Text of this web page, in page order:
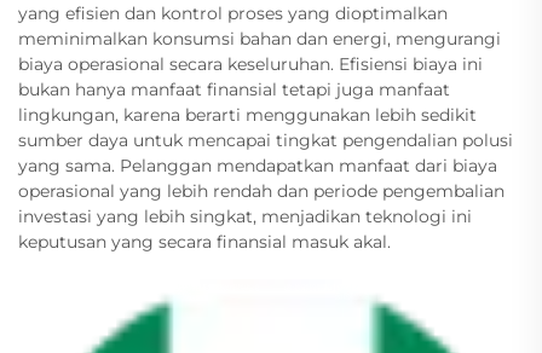
yang efisien dan kontrol proses yang dioptimalkan
meminimalkan konsumsi bahan dan energi, mengurangi
biaya operasional secara keseluruhan. Efisiensi biaya ini
bukan hanya manfaat finansial tetapi juga manfaat
lingkungan, karena berarti menggunakan lebih sedikit
sumber daya untuk mencapai tingkat pengendalian polusi
yang sama. Pelanggan mendapatkan manfaat dari biaya
operasional yang lebih rendah dan periode pengembalian
investasi yang lebih singkat, menjadikan teknologi ini
keputusan yang secara finansial masuk akal.